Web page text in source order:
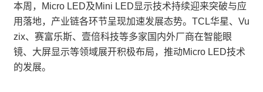
本周，Micro LED及Mini LED显示技术持续迎来突破与应
用落地，产业链各环节呈现加速发展态势。TCL华星、Vu
zix、赛富乐斯、壹倍科技等多家国内外厂商在智能眼
镜、大屏显示等领域展开积极布局，推动Micro LED技术
的发展。